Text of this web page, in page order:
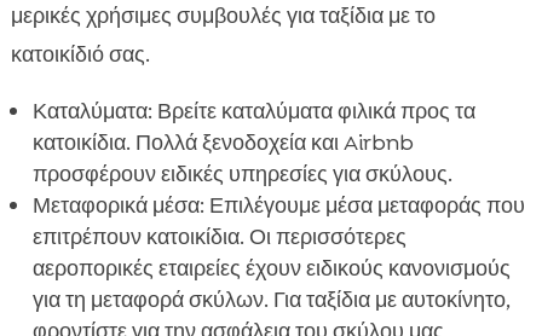
μερικές χρήσιμες συμβουλές για ταξίδια με το
κατοικίδιό σας.
Καταλύματα: Βρείτε καταλύματα φιλικά προς τα
κατοικίδια. Πολλά ξενοδοχεία και Airbnb
προσφέρουν ειδικές υπηρεσίες για σκύλους.
Μεταφορικά μέσα: Επιλέγουμε μέσα μεταφοράς που
επιτρέπουν κατοικίδια. Οι περισσότερες
αεροπορικές εταιρείες έχουν ειδικούς κανονισμούς
για τη μεταφορά σκύλων. Για ταξίδια με αυτοκίνητο,